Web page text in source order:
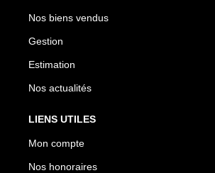
Nos biens vendus
Gestion
Estimation
Nos actualités
LIENS UTILES
Mon compte
Nos honoraires